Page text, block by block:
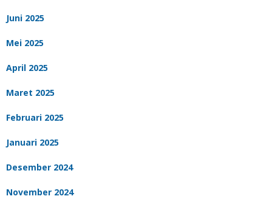
Juni 2025
Mei 2025
April 2025
Maret 2025
Februari 2025
Januari 2025
Desember 2024
November 2024